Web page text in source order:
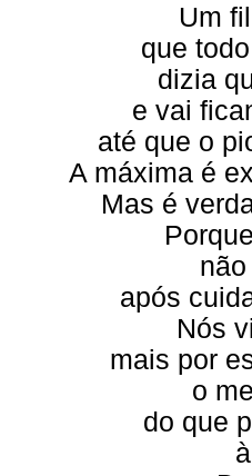
Um
que
dizia
e vai
até que o
A máxima é
Mas é
após
Nós
mais por
o
do que